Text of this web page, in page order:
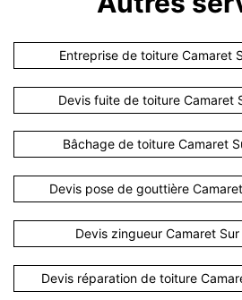
Entreprise de toiture Camaret
Devis fuite de toiture Camaret
Bâchage de toiture Camaret
Devis pose de gouttière
Devis zingueur Camaret
Devis réparation de toiture